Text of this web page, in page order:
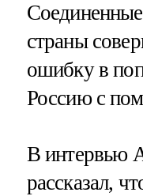
страны
ошибку в
Россию с
В интервью
рассказал,